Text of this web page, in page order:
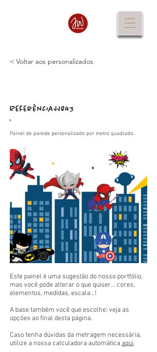
< Voltar aos personalizados
Referência
:
JJ843
Painel de parede personalizado por metro quadrado.
Este painel é uma sugestão do nosso portfólio,
mas você pode alterar o que quiser... cores,
elementos, medidas, escala...!
A base também você que escolhe: veja as
opções ao final desta página.
Caso tenha dúvidas da metragem necessária,
utilize a nossa calculadora automática aqui.